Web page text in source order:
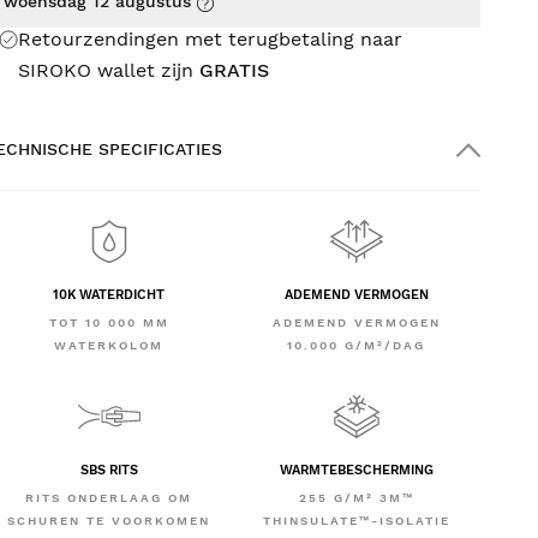
Retourzendingen met terugbetaling naar
SIROKO wallet zijn GRATIS
SPECIFICATIES
10K WATERDICHT
TOT 10 000 MM
WATERKOLOM
ADEMEND VERMOGEN
ADEMEND VERMOGEN
10.000 G/M²/DAG
SBS RITS
RITS ONDERLAAG OM
SCHUREN TE VOORKOMEN
WARMTEBESCHERMING
255 G/M² 3M™
THINSULATE™-ISOLATIE